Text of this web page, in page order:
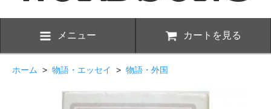
メニュー カートを見る
ホーム > 物語・エッセイ > 物語・外国